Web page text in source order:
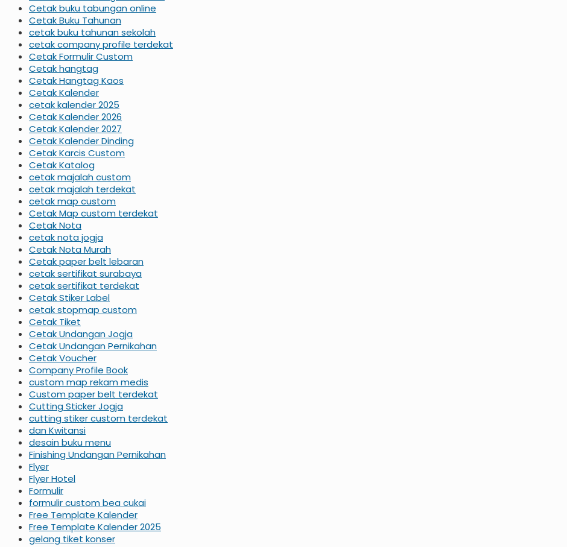
Cetak buku tabungan online
Cetak Buku Tahunan
cetak buku tahunan sekolah
cetak company profile terdekat
Cetak Formulir Custom
Cetak hangtag
Cetak Hangtag Kaos
Cetak Kalender
cetak kalender 2025
Cetak Kalender 2026
Cetak Kalender 2027
Cetak Kalender Dinding
Cetak Karcis Custom
Cetak Katalog
cetak majalah custom
cetak majalah terdekat
cetak map custom
Cetak Map custom terdekat
Cetak Nota
cetak nota jogja
Cetak Nota Murah
Cetak paper belt lebaran
cetak sertifikat surabaya
cetak sertifikat terdekat
Cetak Stiker Label
cetak stopmap custom
Cetak Tiket
Cetak Undangan Jogja
Cetak Undangan Pernikahan
Cetak Voucher
Company Profile Book
custom map rekam medis
Custom paper belt terdekat
Cutting Sticker Jogja
cutting stiker custom terdekat
dan Kwitansi
desain buku menu
Finishing Undangan Pernikahan
Flyer
Flyer Hotel
Formulir
formulir custom bea cukai
Free Template Kalender
Free Template Kalender 2025
gelang tiket konser